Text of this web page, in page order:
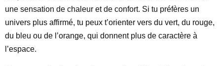
une sensation de chaleur et de confort. Si tu préfères un
univers plus affirmé, tu peux t’orienter vers du vert, du rouge,
du bleu ou de l’orange, qui donnent plus de caractère à
l’espace.